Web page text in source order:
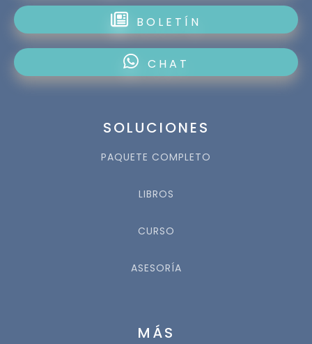
BOLETÍN
CHAT
SOLUCIONES
PAQUETE COMPLETO
LIBROS
CURSO
ASESORÍA
MÁS